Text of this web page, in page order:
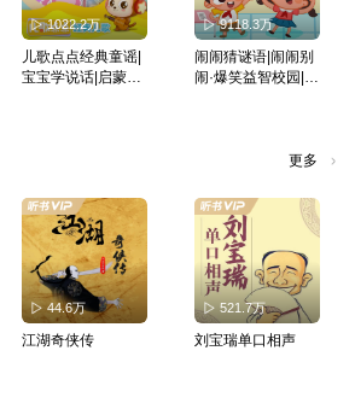
1022.2万
儿歌点点经典童谣|
宝宝学说话|启蒙磨
9118.3万
闹闹猜谜语|闹闹别
闹·爆笑益智校园|宝
更多
44.6万
江湖奇侠传
521.7万
刘宝瑞单口相声